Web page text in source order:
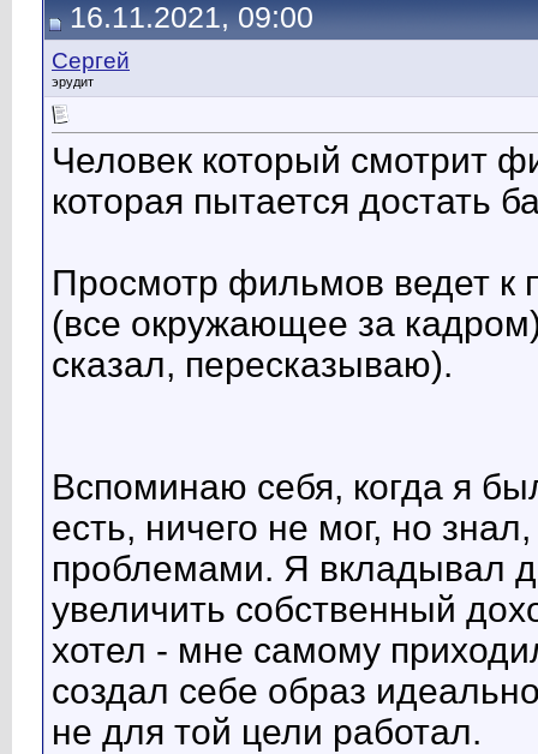
16.11.2021, 09:00
Сергей
эрудит
Человек который смотрит
которая пытается достать
Просмотр фильмов ведет к
(все окружающее за
сказал, пересказываю).
Вспоминаю себя, когда я
есть, ничего не мог, но
проблемами. Я вкладывал
увеличить собственный
хотел - мне самому
создал себе образ
не для той цели работал.